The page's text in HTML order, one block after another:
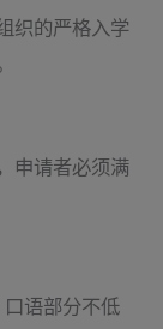
织的严格入学
申请者必须满
语部分不低